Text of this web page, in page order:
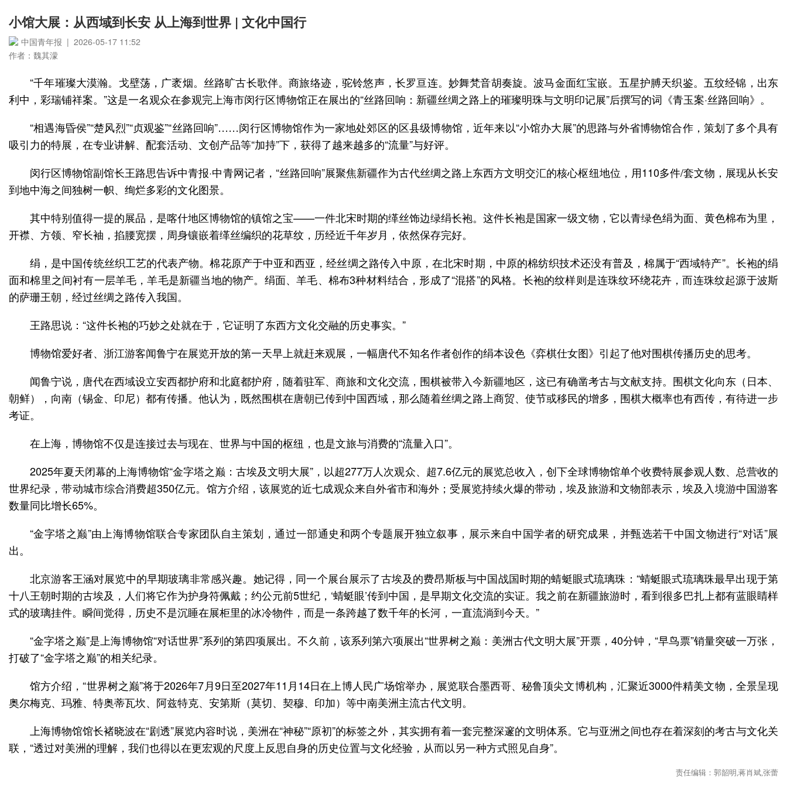
小馆大展：从西域到长安 从上海到世界 | 文化中国行
中国青年报 | 2026-05-17 11:52
作者：魏其濛
“千年璀璨大漠瀚。戈壁荡，广袤烟。丝路旷古长歌伴。商旅络迹，驼铃悠声，长罗亘连。妙舞梵音胡奏旋。波马金面红宝嵌。五星护膊天织鉴。五纹经锦，出东
利中，彩瑞铺祥案。”这是一名观众在参观完上海市闵行区博物馆正在展出的“丝路回响：新疆丝绸之路上的璀璨明珠与文明印记展”后撰写的词《青玉案·丝路回响》。
“相遇海昏侯”“楚风烈”“贞观鉴”“丝路回响”……闵行区博物馆作为一家地处郊区的区县级博物馆，近年来以“小馆办大展”的思路与外省博物馆合作，策划了多个具有
吸引力的特展，在专业讲解、配套活动、文创产品等“加持”下，获得了越来越多的“流量”与好评。
闵行区博物馆副馆长王路思告诉中青报·中青网记者，“丝路回响”展聚焦新疆作为古代丝绸之路上东西方文明交汇的核心枢纽地位，用110多件/套文物，展现从长安
到地中海之间独树一帜、绚烂多彩的文化图景。
其中特别值得一提的展品，是喀什地区博物馆的镇馆之宝——一件北宋时期的缂丝饰边绿绢长袍。这件长袍是国家一级文物，它以青绿色绢为面、黄色棉布为里，
开襟、方领、窄长袖，掐腰宽摆，周身镶嵌着缂丝编织的花草纹，历经近千年岁月，依然保存完好。
绢，是中国传统丝织工艺的代表产物。棉花原产于中亚和西亚，经丝绸之路传入中原，在北宋时期，中原的棉纺织技术还没有普及，棉属于“西域特产”。长袍的绢
面和棉里之间衬有一层羊毛，羊毛是新疆当地的物产。绢面、羊毛、棉布3种材料结合，形成了“混搭”的风格。长袍的纹样则是连珠纹环绕花卉，而连珠纹起源于波斯
的萨珊王朝，经过丝绸之路传入我国。
王路思说：“这件长袍的巧妙之处就在于，它证明了东西方文化交融的历史事实。”
博物馆爱好者、浙江游客闻鲁宁在展览开放的第一天早上就赶来观展，一幅唐代不知名作者创作的绢本设色《弈棋仕女图》引起了他对围棋传播历史的思考。
闻鲁宁说，唐代在西域设立安西都护府和北庭都护府，随着驻军、商旅和文化交流，围棋被带入今新疆地区，这已有确凿考古与文献支持。围棋文化向东（日本、
朝鲜），向南（锡金、印尼）都有传播。他认为，既然‌围棋在唐朝已传到中国西域‌，那么随着丝绸之路上商贸、使节或移民的增多，围棋大概率也有西传，有待进一步
考证。
在上海，博物馆不仅是连接过去与现在、世界与中国的枢纽，也是文旅与消费的“流量入口”。
2025年夏天闭幕的上海博物馆“金字塔之巅：古埃及文明大展”，以超277万人次观众、超7.6亿元的展览总收入，创下全球博物馆单个收费特展参观人数、总营收的
世界纪录，带动城市综合消费超350亿元。馆方介绍，该展览的近七成观众来自外省市和海外；受展览持续火爆的带动，埃及旅游和文物部表示，埃及入境游中国游客
数量同比增长65%。
“金字塔之巅”由上海博物馆联合专家团队自主策划，通过一部通史和两个专题展开独立叙事，展示来自中国学者的研究成果，并甄选若干中国文物进行“对话”展
出。
北京游客王涵对展览中的早期玻璃非常感兴趣。她记得，同一个展台展示了古埃及的费昂斯板与中国战国时期的蜻蜓眼式琉璃珠：“蜻蜓眼式琉璃珠最早出现于第
十八王朝时期的古埃及，人们将它作为护身符佩戴；约公元前5世纪，‘蜻蜓眼’传到中国，是早期文化交流的实证。我之前在新疆旅游时，看到很多巴扎上都有蓝眼睛样
式的玻璃挂件。瞬间觉得，历史不是沉睡在展柜里的冰冷物件，而是一条跨越了数千年的长河，一直流淌到今天。”
“金字塔之巅”是上海博物馆“对话世界”系列的第四项展出。不久前，该系列第六项展出“世界树之巅：美洲古代文明大展”开票，40分钟，“早鸟票”销量突破一万张，
打破了“金字塔之巅”的相关纪录。
馆方介绍，“世界树之巅”将于2026年7月9日至2027年11月14日在上博人民广场馆举办，展览联合墨西哥、秘鲁顶尖文博机构，汇聚近3000件精美文物，全景呈现
奥尔梅克、玛雅、特奥蒂瓦坎、阿兹特克、安第斯（莫切、契穆、印加）等中南美洲主流古代文明。
上海博物馆馆长褚晓波在“剧透”展览内容时说，美洲在“神秘”“原初”的标签之外，其实拥有着一套完整深邃的文明体系。它与亚洲之间也存在着深刻的考古与文化关
联，“透过对美洲的理解，我们也得以在更宏观的尺度上反思自身的历史位置与文化经验，从而以另一种方式照见自身”。
责任编辑：郭韶明,蒋肖斌,张蕾